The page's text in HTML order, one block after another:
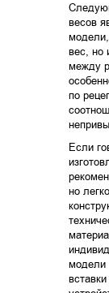
весов
вес, но
между
по
Если
но
модели